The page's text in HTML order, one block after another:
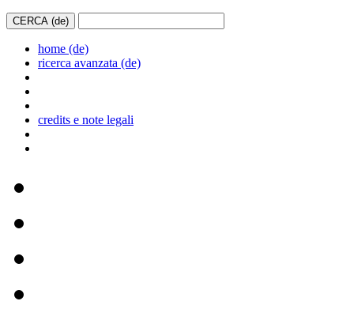
home (de)
ricerca avanzata (de)
credits e note legali